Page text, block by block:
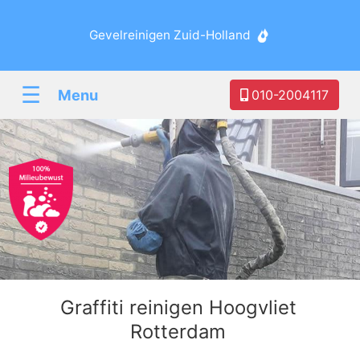
Gevelreinigen Zuid-Holland
☰ Menu 010-2004117
Graffiti reinigen Hoogvliet
Rotterdam